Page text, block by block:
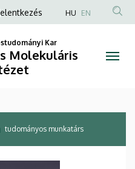
HU EN
Kar
Molekuláris
tudományos munkatárs